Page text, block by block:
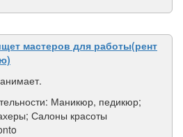
мастеров для работы(рент
Маникюр, педикюр;
Салоны красоты